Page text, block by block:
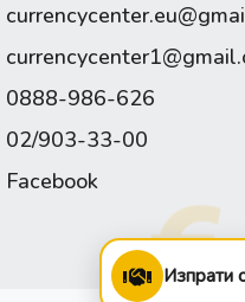
0888-986-626
02/903-33-00
Facebook
Изпрати